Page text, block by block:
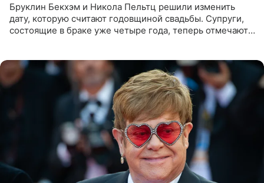
Бруклин Бекхэм и Никола Пельтц решили изменить
дату, которую считают годовщиной свадьбы. Супруги,
состоящие в браке уже четыре года, теперь отмечают